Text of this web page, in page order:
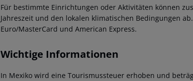
Für bestimmte Einrichtungen oder Aktivitäten können
Jahreszeit und den lokalen klimatischen Bedingungen
Euro/MasterCard und American Express.
Wichtige Informationen
In Mexiko wird eine Tourismussteuer erhoben und